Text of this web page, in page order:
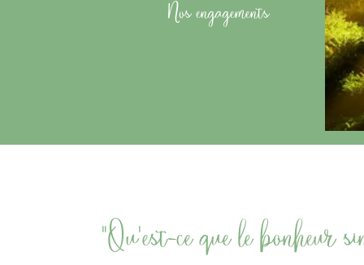
Nos engagements
"Qu'est-ce que le bonheur